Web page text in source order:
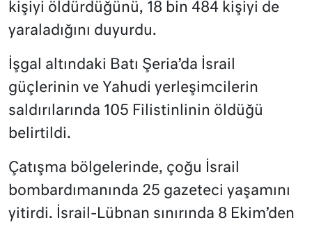
kişiyi öldürdüğünü, 18 bin 484 kişiyi de
yaraladığını duyurdu.
İşgal altındaki Batı Şeria’da İsrail
güçlerinin ve Yahudi yerleşimcilerin
saldırılarında 105 Filistinlinin öldüğü
belirtildi.
Çatışma bölgelerinde, çoğu İsrail
bombardımanında 25 gazeteci yaşamını
yitirdi. İsrail-Lübnan sınırında 8 Ekim’den